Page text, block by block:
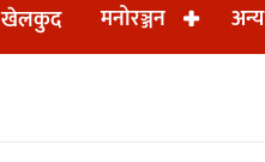
खेलकुद मनोरञ्जन अन्य